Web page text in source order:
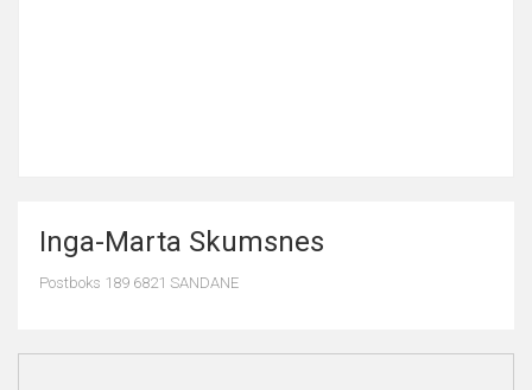
Inga-Marta Skumsnes
Postboks 189 6821 SANDANE